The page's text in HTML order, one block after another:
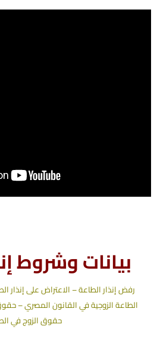
بيانات وشروط
رفض إنذار الطاعة – الاعتراض على إنذار
الطاعة الزوجية في القانون المصري –
حقوق الزوج في